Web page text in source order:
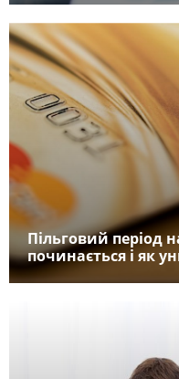
Пільговий період
починається і як